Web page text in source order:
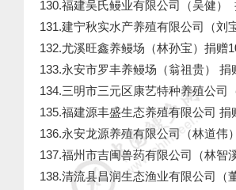
130.福建吴氏鳗业有限公司（吴健）
131.建宁秋实水产养殖有限公司（刘
132.尤溪旺鑫养鳗场（林孙宝）捐赠
133.永安市罗丰养鳗场（翁祖贵） 捐
134.三明市三元区康艺特种养殖公
135.福建源丰盛生态养殖有限公司 捐
136.永安龙源养殖有限公司（林道
137.福州市吉闽兽药有限公司（
138.清流县昌润生态渔业有限公司